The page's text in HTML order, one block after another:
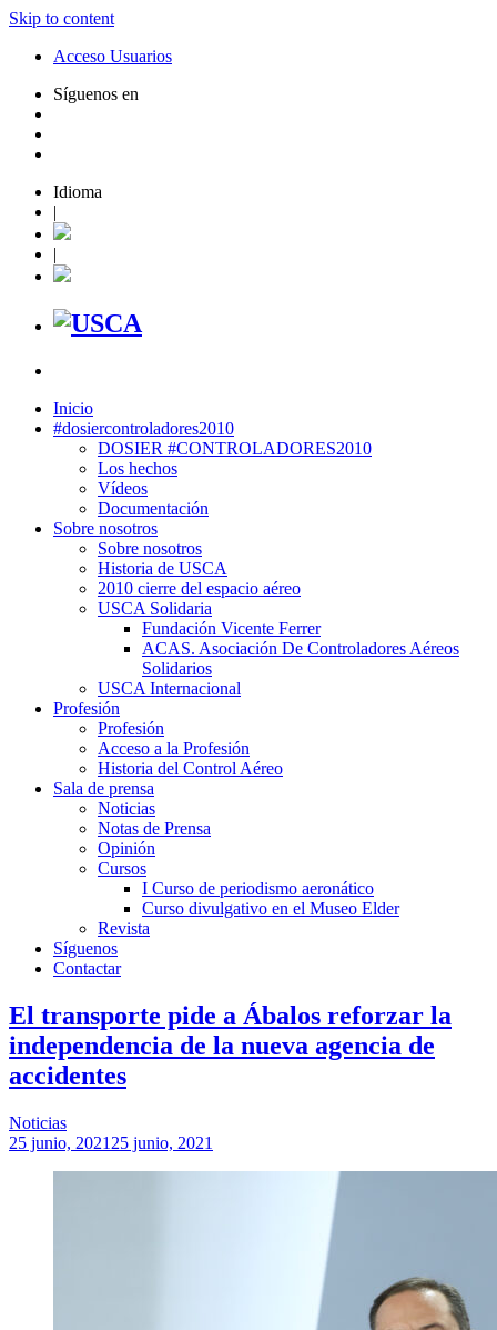
Skip to content
Acceso Usuarios
Síguenos en
Idioma
|
|
Inicio
#dosiercontroladores2010
DOSIER #CONTROLADORES2010
Los hechos
Vídeos
Documentación
Sobre nosotros
Sobre nosotros
Historia de USCA
2010 cierre del espacio aéreo
USCA Solidaria
Fundación Vicente Ferrer
ACAS. Asociación De Controladores Aéreos
Solidarios
USCA Internacional
Profesión
Profesión
Acceso a la Profesión
Historia del Control Aéreo
Sala de prensa
Noticias
Notas de Prensa
Opinión
Cursos
I Curso de periodismo aeronático
Curso divulgativo en el Museo Elder
Revista
Síguenos
Contactar
El transporte pide a Ábalos reforzar la
independencia de la nueva agencia de
accidentes
Noticias
25 junio, 2021 25 junio, 2021